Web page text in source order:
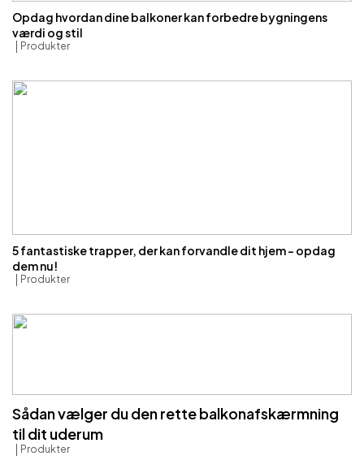
Opdag hvordan dine balkoner kan forbedre bygningens
værdi og stil
Produkter
5 fantastiske trapper, der kan forvandle dit hjem – opdag
dem nu!
Produkter
Sådan vælger du den rette balkonafskærmning
til dit uderum
Produkter